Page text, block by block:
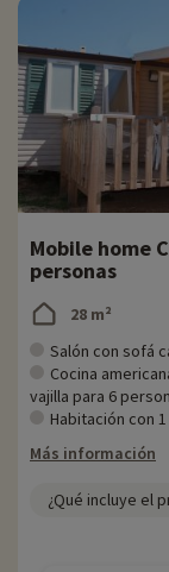
Mobile home
personas
28 m²
Salón con sofá
Cocina
vajilla para 6
Habitación con
Más información
¿Qué incluye el